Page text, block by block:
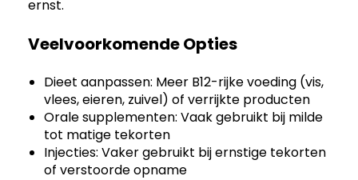
ernst.
Veelvoorkomende Opties
Dieet aanpassen: Meer B12-rijke voeding (vis,
vlees, eieren, zuivel) of verrijkte producten
Orale supplementen: Vaak gebruikt bij milde
tot matige tekorten
Injecties: Vaker gebruikt bij ernstige tekorten
of verstoorde opname